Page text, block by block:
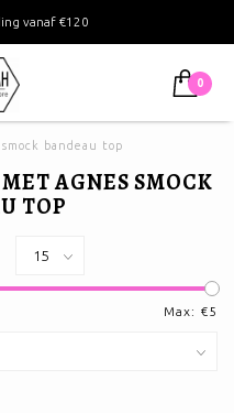
vanaf €120
0
smock bandeau top
AGNES SMOCK
TOP
Max: €5